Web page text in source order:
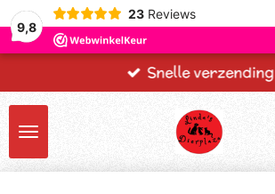
9,8
23 Reviews
Snelle verzending